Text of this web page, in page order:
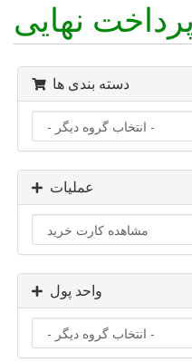
نهایی
دسته بندی ها
عملیات
واحد پول